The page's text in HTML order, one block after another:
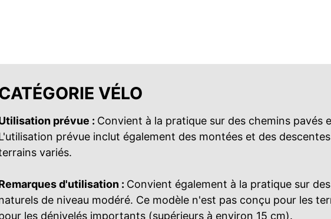
VÉLO
prévue : Convient à la pratique sur des chemins pavés
prévue inclut également des montées et des
variés.
d'utilisation : Convient également à la pratique sur
de niveau modéré. Ce modèle n'est pas conçu pour les
les dénivelés importants (supérieurs à environ 15 cm).​